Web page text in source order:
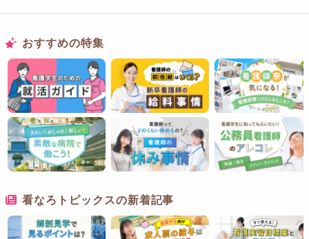
おすすめの特集
看なろトピックスの新着記事